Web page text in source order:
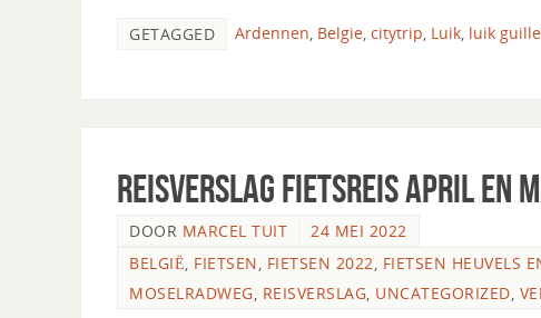
GETAGGED Ardennen, Belgie, citytrip, Luik, luik
Reisverslag fietsreis april en
DOOR MARCEL TUIT
24 MEI 2022
BELGIË, FIETSEN, FIETSEN 2022, FIETSEN HEUVELS
MOSELRADWEG, REISVERSLAG, UNCATEGORIZED,